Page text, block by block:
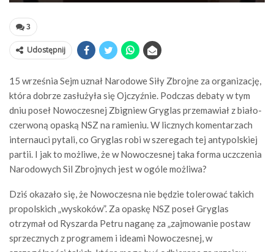
3
Udostępnij
15 września Sejm uznał Narodowe Siły Zbrojne za organizację,
która dobrze zasłużyła się Ojczyźnie. Podczas debaty w tym
dniu poseł Nowoczesnej Zbigniew Gryglas przemawiał z biało-
czerwoną opaską NSZ na ramieniu. W licznych komentarzach
internauci pytali, co Gryglas robi w szeregach tej antypolskiej
partii. I jak to możliwe, że w Nowoczesnej taka forma uczczenia
Narodowych Sil Zbrojnych jest w ogóle możliwa?
Dziś okazało się, że Nowoczesna nie będzie tolerować takich
propolskich „wyskoków”. Za opaskę NSZ poseł Gryglas
otrzymał od Ryszarda Petru naganę za „zajmowanie postaw
sprzecznych z programem i ideami Nowoczesnej, w